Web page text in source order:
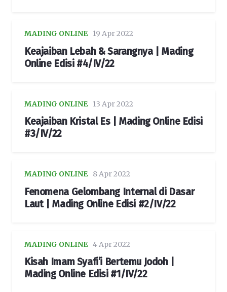
MADING ONLINE 19 Apr 2022
Keajaiban Lebah & Sarangnya | Mading
Online Edisi #4/IV/22
MADING ONLINE 13 Apr 2022
Keajaiban Kristal Es | Mading Online Edisi
#3/IV/22
MADING ONLINE 8 Apr 2022
Fenomena Gelombang Internal di Dasar
Laut | Mading Online Edisi #2/IV/22
MADING ONLINE 4 Apr 2022
Kisah Imam Syafi’i Bertemu Jodoh |
Mading Online Edisi #1/IV/22